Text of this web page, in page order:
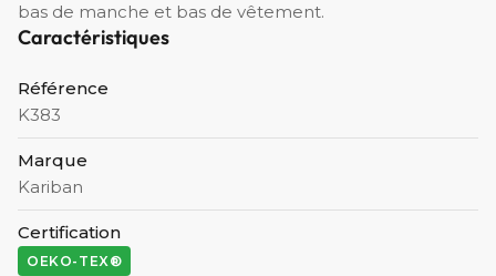
bas de manche et bas de vêtement.
Caractéristiques
Référence
K383
Marque
Kariban
Certification
OEKO-TEX®